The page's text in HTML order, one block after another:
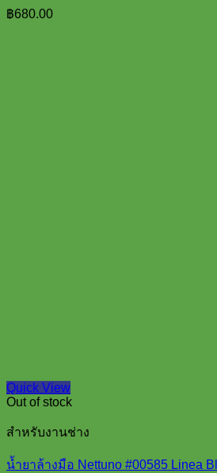
฿680.00
Quick View
Out of stock
สำหรับงานช่าง
น้ำยาล้างมือ Nettuno #00585 Linea